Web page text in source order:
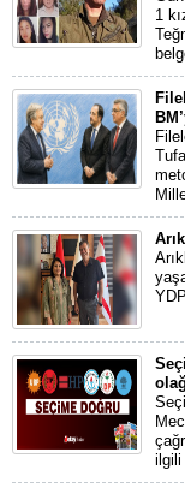
1
ilgili